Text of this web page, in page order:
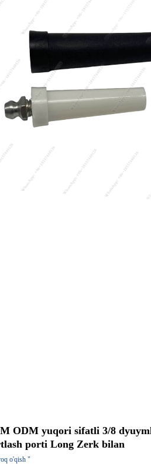
ODM yuqori sifatli 3/8
porti Long Zerk bilan
o'qish "